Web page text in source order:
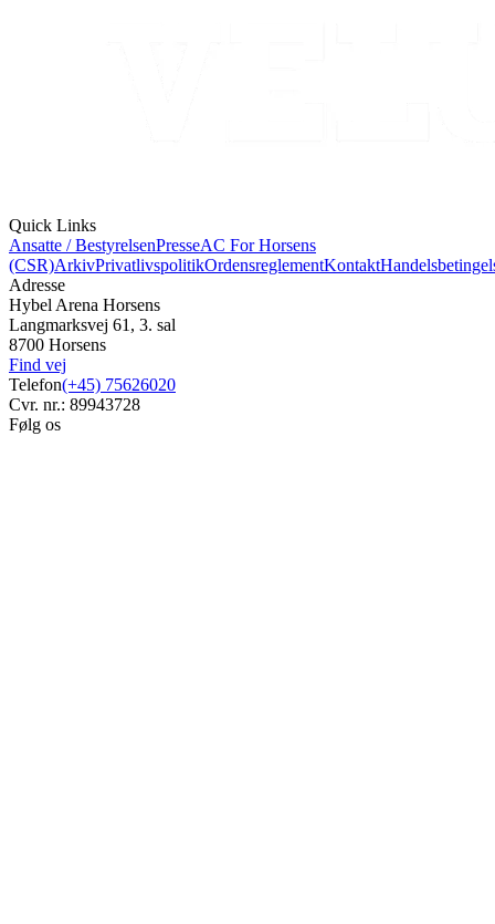
Quick Links
Ansatte / BestyrelsenPresseAC For Horsens
(CSR)ArkivPrivatlivspolitikOrdensreglementKontakt
Adresse
Hybel Arena Horsens
Langmarksvej 61, 3. sal
8700 Horsens
Find vej
Telefon(+45) 75626020
Cvr. nr.: 89943728
Følg os